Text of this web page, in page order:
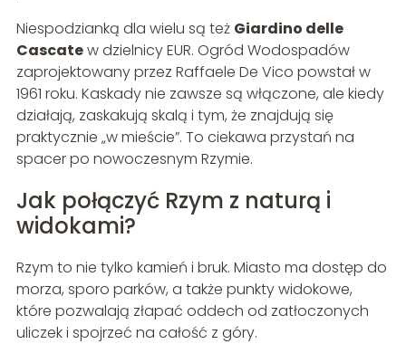
Niespodzianką dla wielu są też Giardino delle
Cascatew dzielnicy EUR. Ogród Wodospadów
zaprojektowany przez Raffaele De Vico powstał w
1961 roku. Kaskady nie zawsze są włączone, ale kiedy
działają, zaskakują skalą i tym, że znajdują się
praktycznie „w mieście”. To ciekawa przystań na
spacer po nowoczesnym Rzymie.
Jak połączyć Rzym z naturą i
widokami?
Rzym to nie tylko kamień i bruk. Miasto ma dostęp do
morza, sporo parków, a także punkty widokowe,
które pozwalają złapać oddech od zatłoczonych
uliczek i spojrzeć na całość z góry.